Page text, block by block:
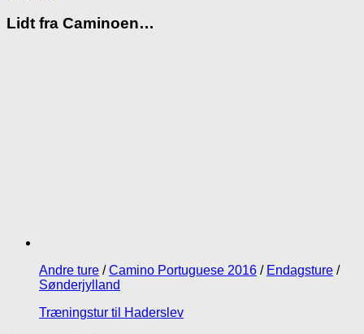
Lidt fra Caminoen…
Andre ture /Camino Portuguese 2016 / Endagsture /
Sønderjylland
Træningstur til Haderslev